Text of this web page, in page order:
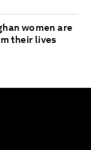
women are
their lives